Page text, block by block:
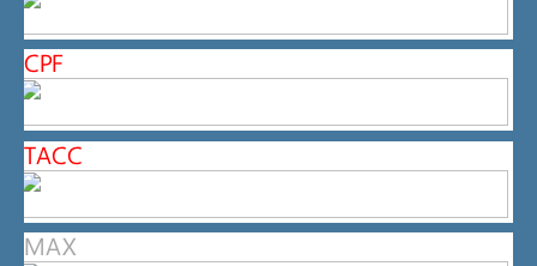
CPF
TACC
MAX